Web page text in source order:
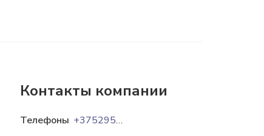
Контакты компании
Телефоны
+375295563349